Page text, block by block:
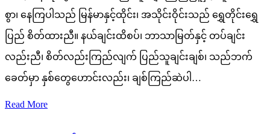
စွာ၊ နေကြပါသည် မြန်မာနှင့်ထိုင်း၊ အသိုင်းဝိုင်းသည် ရွှေတိုင်းရွှေ
ပြည် စိတ်ထားညီ။ နယ်ချင်းထိစပ်၊ ဘာသာမြတ်နှင့် တပ်ချင်း
လည်းညီ၊ စိတ်လည်းကြည်လျက် ပြည်သူချင်းချစ်၊ သည်ဘက်
ခေတ်မှာ နှစ်တွေဟောင်းလည်း၊ ချစ်ကြည်ဆဲပါ…
Read More